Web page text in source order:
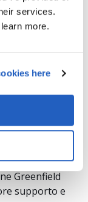
services.
more.
here
SAP
di
Greenfield
supporto e